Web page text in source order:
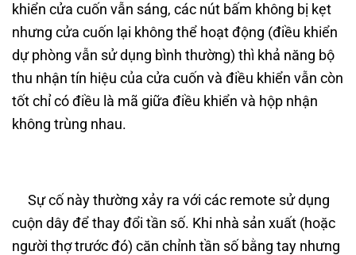
khiển cửa cuốn vẫn sáng, các nút bấm không bị kẹt
nhưng cửa cuốn lại không thể hoạt động (điều khiển
dự phòng vẫn sử dụng bình thường) thì khả năng bộ
thu nhận tín hiệu của cửa cuốn và điều khiển vẫn còn
tốt chỉ có điều là mã giữa điều khiển và hộp nhận
không trùng nhau.
Sự cố này thường xảy ra với các remote sử dụng
cuộn dây để thay đổi tần số. Khi nhà sản xuất (hoặc
người thợ trước đó) căn chỉnh tần số bằng tay nhưng